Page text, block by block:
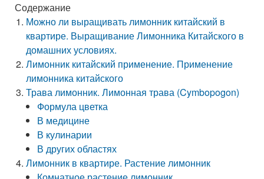
Содержание
Можно ли выращивать лимонник китайский в
квартире. Выращивание Лимонника Китайского в
домашних условиях.
Лимонник китайский применение. Применение
лимонника китайского
Трава лимонник. Лимонная трава (Cymbopogon)
Формула цветка
В медицине
В кулинарии
В других областях
Лимонник в квартире. Растение лимонник